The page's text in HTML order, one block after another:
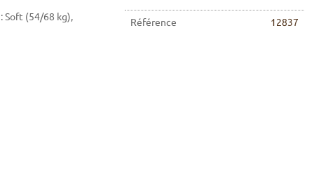
Soft (54/68 kg),
Référence 12837